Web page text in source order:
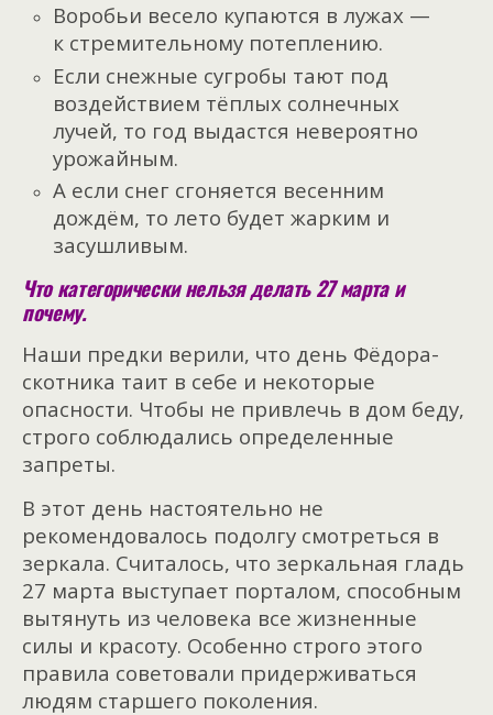
Воробьи весело купаются в лужах —
к стремительному потеплению.
Если снежные сугробы тают под
воздействием тёплых солнечных
лучей, то год выдастся невероятно
урожайным.
А если снег сгоняется весенним
дождём, то лето будет жарким и
засушливым.
Что категорически нельзя делать 27 марта и
почему.
Наши предки верили, что день Фёдора-
скотника таит в себе и некоторые
опасности. Чтобы не привлечь в дом беду,
строго соблюдались определенные
запреты.
В этот день настоятельно не
рекомендовалось подолгу смотреться в
зеркала. Считалось, что зеркальная гладь
27 марта выступает порталом, способным
вытянуть из человека все жизненные
силы и красоту. Особенно строго этого
правила советовали придерживаться
людям старшего поколения.